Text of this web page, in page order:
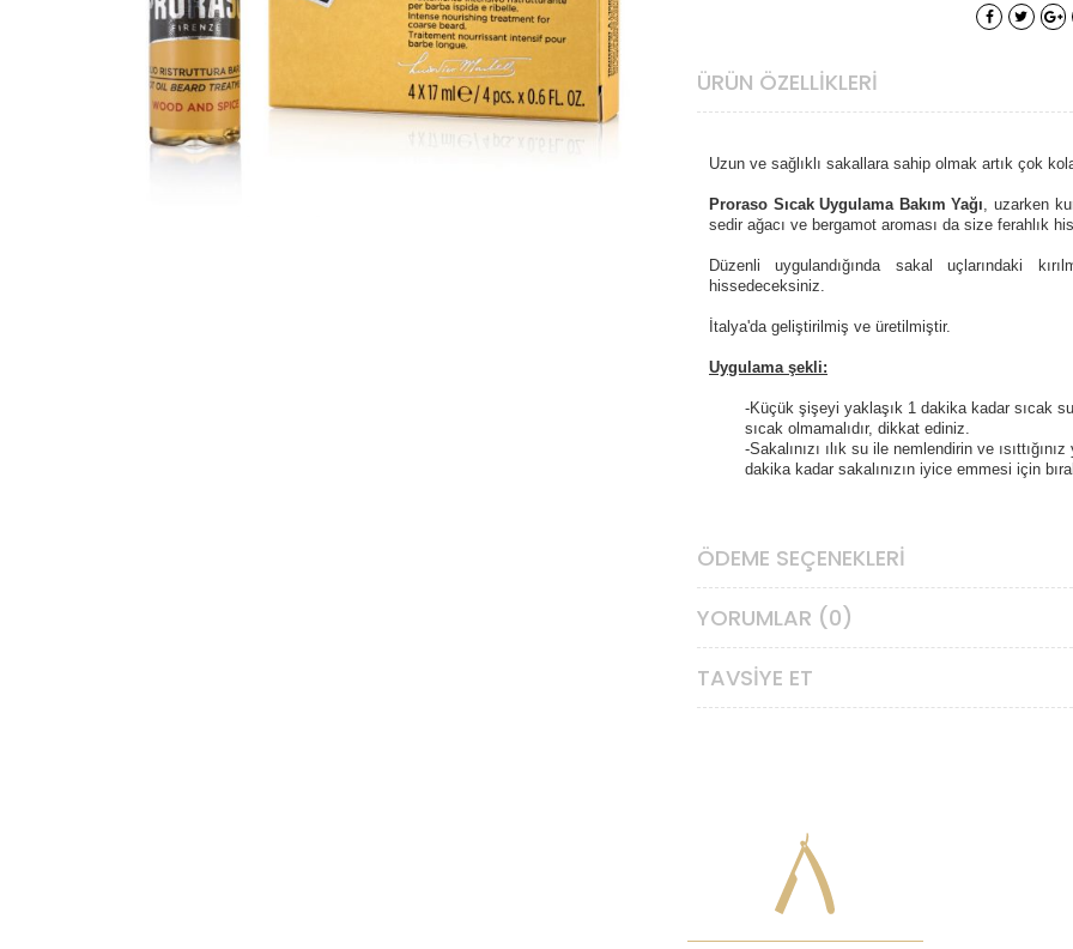
ÜRÜN ÖZELLIKLERI
Uzun ve sağlıklı sakallara sahip olmak artık çok
Proraso Sıcak Uygulama Bakım Yağı , uzarken
sedir ağacı ve bergamot aroması da size ferahlık
Düzenli uygulandığında sakal uçlarındaki
hissedeceksiniz.
İtalya'da geliştirilmiş ve üretilmiştir.
Uygulama şekli:
-Küçük şişeyi yaklaşık 1 dakika kadar sıcak
sıcak olmamalıdır, dikkat ediniz.
-Sakalınızı ılık su ile nemlendirin ve
dakika kadar sakalınızın iyice emmesi için
ÖDEME SEÇENEKLERI
YORUMLAR (0)
TAVSIYE ET